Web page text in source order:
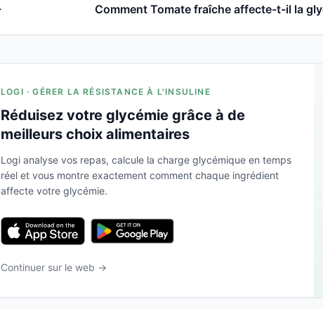
Comment Tomate fraîche affecte-t-il la
LOGI · GÉRER LA RÉSISTANCE À L'INSULINE
Réduisez votre glycémie grâce à de
meilleurs choix alimentaires
Logi analyse vos repas, calcule la charge glycémique en temps
réel et vous montre exactement comment chaque ingrédient
affecte votre glycémie.
Continuer sur le web →